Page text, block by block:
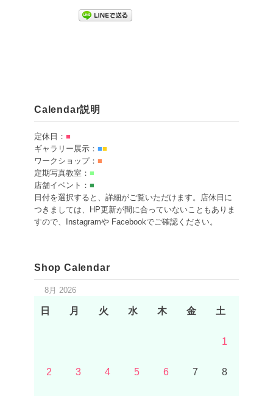
Calendar説明
定休日： ■
ギャラリー展示： ■■
ワークショップ： ■
定期写真教室： ■
店舗イベント： ■
日付を選択すると、詳細がご覧いただけます。店休日に
つきましては、HP更新が間に合っていないこともありま
すので、Instagramや Facebookでご確認ください。
Shop Calendar
8月 2026
日 月 火 水 木 金 土
1
2 3 4 5 6 7 8